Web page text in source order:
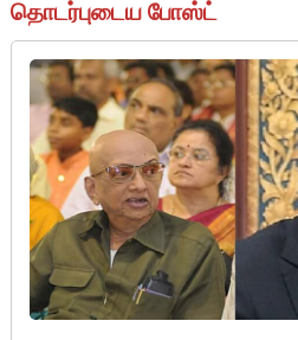
தொடர்புடைய போஸ்ட்